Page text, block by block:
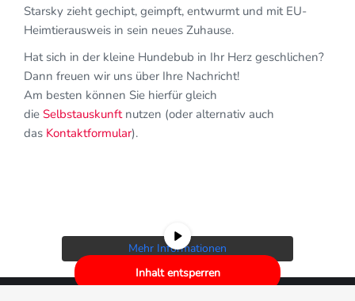
Starsky zieht gechipt, geimpft, entwurmt und mit EU-
Heimtierausweis in sein neues Zuhause.
Hat sich in der kleine Hundebub in Ihr Herz geschlichen?
Dann freuen wir uns über Ihre Nachricht!
Am besten können Sie hierfür gleich
die Selbstauskunftnutzen (oder alternativ auch
das Kontaktformular).
weitergegeben werden.
Mehr Informationen
Inhalt entsperren